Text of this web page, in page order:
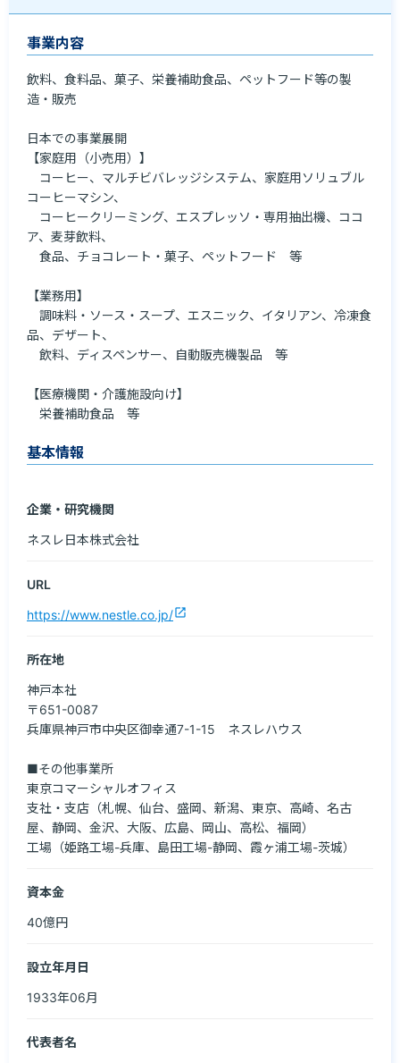
事業内容
飲料、食料品、菓子、栄養補助食品、ペットフード等の製
造・販売
日本での事業展開
【家庭用（小売用）】
コーヒー、マルチビバレッジシステム、家庭用ソリュブル
コーヒーマシン、
コーヒークリーミング、エスプレッソ・専用抽出機、ココ
ア、麦芽飲料、
食品、チョコレート・菓子、ペットフード　等
【業務用】
調味料・ソース・スープ、エスニック、イタリアン、冷凍食
品、デザート、
飲料、ディスペンサー、自動販売機製品　等
【医療機関・介護施設向け】
栄養補助食品　等
基本情報
企業・研究機関
ネスレ日本株式会社
URL
https://www.nestle.co.jp/open_in_new
所在地
神戸本社
〒651-0087
兵庫県神戸市中央区御幸通7-1-15　ネスレハウス
■その他事業所
東京コマーシャルオフィス
支社・支店（札幌、仙台、盛岡、新潟、東京、高崎、名古
屋、静岡、金沢、大阪、広島、岡山、高松、福岡）
工場（姫路工場-兵庫、島田工場-静岡、霞ヶ浦工場-茨城）
資本金
40億円
設立年月日
1933年06月
代表者名